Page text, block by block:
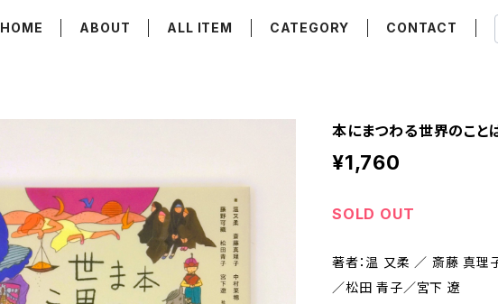
HOME ABOUT ALL ITEM CATEGORY CONTACT
本にまつわる世界のこと
¥1,760
SOLD OUT
著者：温 又柔 ／ 斎藤 真
／松田 青子／宮下 遼